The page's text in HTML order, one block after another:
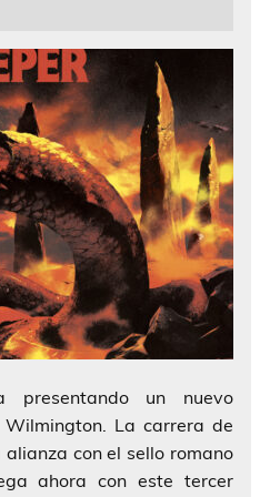
presentando un nuevo
La carrera de
con el sello romano
ahora con este tercer